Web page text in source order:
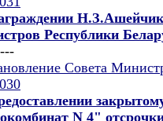
Республики
Совета
N 4"